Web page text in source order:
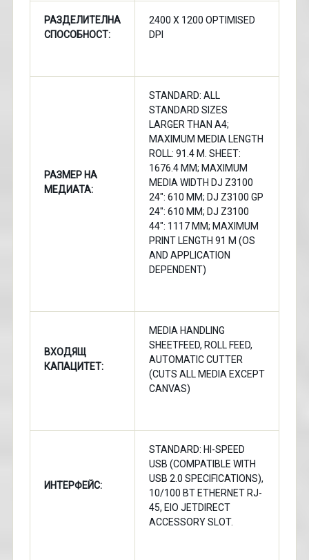
РАЗДЕЛИТЕЛНА
СПОСОБНОСТ:
2400 X 1200 OPTIMISED
DPI
РАЗМЕР НА
МЕДИАТА:
STANDARD: ALL
STANDARD SIZES
LARGER THAN A4;
MAXIMUM MEDIA LENGTH
ROLL: 91.4 M. SHEET:
1676.4 MM; MAXIMUM
MEDIA WIDTH DJ Z3100
24": 610 MM; DJ Z3100 GP
24": 610 MM; DJ Z3100
44": 1117 MM; MAXIMUM
PRINT LENGTH 91 M (OS
AND APPLICATION
DEPENDENT)
ВХОДЯЩ
КАПАЦИТЕТ:
MEDIA HANDLING
SHEETFEED, ROLL FEED,
AUTOMATIC CUTTER
(CUTS ALL MEDIA EXCEPT
CANVAS)
ИНТЕРФЕЙС:
STANDARD: HI-SPEED
USB (COMPATIBLE WITH
USB 2.0 SPECIFICATIONS),
10/100 BT ETHERNET RJ-
45, EIO JETDIRECT
ACCESSORY SLOT.